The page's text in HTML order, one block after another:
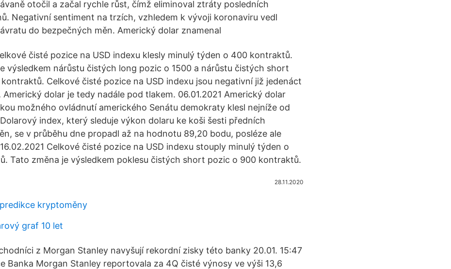
otočil a začal rychle růst, čímž eliminoval ztráty posledních
Negativní sentiment na trzích, vzhledem k vývoji koronaviru vedl
do bezpečných měn. Americký dolar znamenal
čisté pozice na USD indexu klesly minulý týden o 400 kontraktů.
výsledkem nárůstu čistých long pozic o 1500 a nárůstu čistých short
Celkové čisté pozice na USD indexu jsou negativní již jedenáct
dolar je tedy nadále pod tlakem. 06.01.2021 Americký dolar
možného ovládnutí amerického Senátu demokraty klesl nejníže od
index, který sleduje výkon dolaru ke koši šesti předních
se v průběhu dne propadl až na hodnotu 89,20 bodu, posléze ale
Celkové čisté pozice na USD indexu stouply minulý týden o
Tato změna je výsledkem poklesu čistých short pozic o 900 kontraktů.
28.11.2020
kryptoměny
graf 10 let
z Morgan Stanley navyšují rekordní zisky této banky 20.01. 15:47
Banka Morgan Stanley reportovala za 4Q čisté výnosy ve výši 13,6